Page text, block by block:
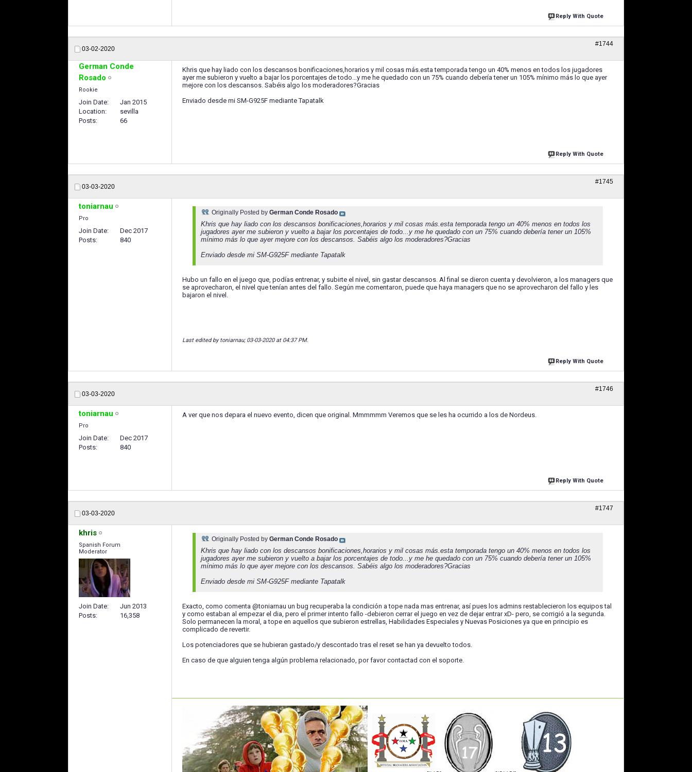
Reply With Quote
03-02-2020
#1744
German Conde
Rosado
Rookie
Join Date
Jan 2015
Location
sevilla
Posts
66
Khris que hay liado con los descansos bonificaciones,horarios y mil cosas más.esta temporada tengo un 40% menos en todos los jugadores
ayer me subieron y vuelto a bajar los porcentajes de todo...y me he quedado con un 75% cuando debería tener un 105% mínimo más lo que ayer
mejore con los descansos. Sabéis algo los moderadores?Gracias
Enviado desde mi SM-G925F mediante Tapatalk
Reply With Quote
03-03-2020
#1745
toniarnau
Pro
Join Date
Dec 2017
Posts
840
Originally Posted by German Conde Rosado
Khris que hay liado con los descansos bonificaciones,horarios y mil cosas más.esta temporada tengo un 40% menos en todos los
jugadores ayer me subieron y vuelto a bajar los porcentajes de todo...y me he quedado con un 75% cuando debería tener un 105%
mínimo más lo que ayer mejore con los descansos. Sabéis algo los moderadores?Gracias
Enviado desde mi SM-G925F mediante Tapatalk
Hubo un fallo en el juego que, podías entrenar, y subirte el nivel, sin gastar descansos. Al final se dieron cuenta y devolvieron, a los managers que
se aprovecharon, el nivel que tenían antes del fallo. Según me comentaron, puede que haya managers que no se aprovecharon del fallo y les
bajaron el nivel.
Last edited by toniarnau; 03-03-2020 at 04:37 PM.
Reply With Quote
03-03-2020
#1746
toniarnau
Pro
Join Date
Dec 2017
Posts
840
A ver que nos depara el nuevo evento, dicen que original. Mmmmmm Veremos que se les ha ocurrido a los de Nordeus.
Reply With Quote
03-03-2020
#1747
khris
Spanish Forum
Moderator
Join Date
Jun 2013
Posts
16,358
Originally Posted by German Conde Rosado
Khris que hay liado con los descansos bonificaciones,horarios y mil cosas más.esta temporada tengo un 40% menos en todos los
jugadores ayer me subieron y vuelto a bajar los porcentajes de todo...y me he quedado con un 75% cuando debería tener un 105%
mínimo más lo que ayer mejore con los descansos. Sabéis algo los moderadores?Gracias
Enviado desde mi SM-G925F mediante Tapatalk
Exacto, como comenta @toniarnau un bug recuperaba la condición a tope nada mas entrenar, así pues los admins restablecieron los equipos tal
y como estaban al empezar el dia, pero el primer intento fallo -debieron cerrar el juego en vez de dejar entrar xD- pero, se corrigió a la segunda.
Solo permanecen la moral, a tope en aquellos que subieron estrellas, Habilidades Especiales y Nuevas Posiciones ya que en principio es
complicado de revertir.
Los potenciadores que se hubieran gastado/y descontado tras el reset se han ya devuelto todos.
En caso de que alguien tenga algún problema relacionado, por favor contactad con el soporte.